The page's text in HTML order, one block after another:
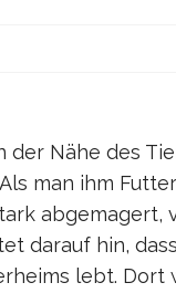
der Nähe des
man ihm
abgemagert,
darauf hin,
lebt.